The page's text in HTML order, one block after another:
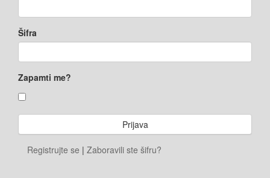
Šifra
Zapamti me?
Registrujte se | Zaboravili ste šifru?